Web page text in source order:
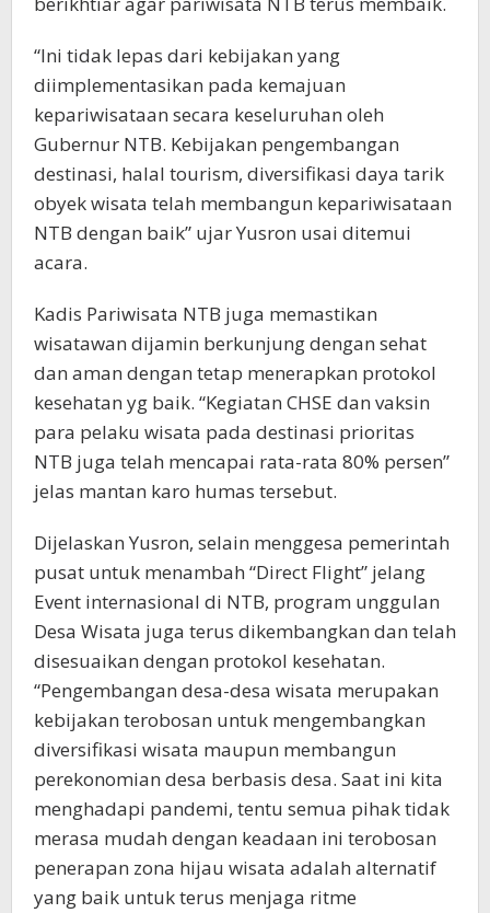
“Ini tidak lepas dari kebijakan yang
diimplementasikan pada kemajuan
kepariwisataan secara keseluruhan oleh
Gubernur NTB. Kebijakan pengembangan
destinasi, halal tourism, diversifikasi daya tarik
obyek wisata telah membangun kepariwisataan
NTB dengan baik” ujar Yusron usai ditemui
acara.
Kadis Pariwisata NTB juga memastikan
wisatawan dijamin berkunjung dengan sehat
dan aman dengan tetap menerapkan protokol
kesehatan yg baik. “Kegiatan CHSE dan vaksin
para pelaku wisata pada destinasi prioritas
NTB juga telah mencapai rata-rata 80% persen”
jelas mantan karo humas tersebut.
Dijelaskan Yusron, selain menggesa pemerintah
pusat untuk menambah “Direct Flight” jelang
Event internasional di NTB, program unggulan
Desa Wisata juga terus dikembangkan dan telah
disesuaikan dengan protokol kesehatan.
“Pengembangan desa-desa wisata merupakan
kebijakan terobosan untuk mengembangkan
diversifikasi wisata maupun membangun
perekonomian desa berbasis desa. Saat ini kita
menghadapi pandemi, tentu semua pihak tidak
merasa mudah dengan keadaan ini terobosan
penerapan zona hijau wisata adalah alternatif
yang baik untuk terus menjaga ritme